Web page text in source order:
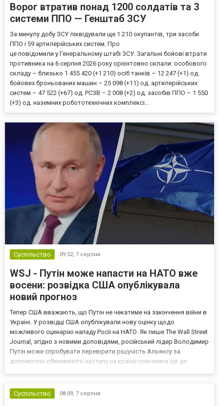
Ворог втратив понад 1200 солдатів та 3
системи ППО — Генштаб ЗСУ
За минулу добу ЗСУ ліквідували ще 1 210 окупантів, три засоби
ППО і 59 артилерійських систем. Про
це повідомили у Генеральному штабі ЗСУ. Загальні бойові втрати
противника на 6 серпня 2026 року орієнтовно склали: особового
складу – близько 1 455 420 (+1 210) осіб танків – 12 247 (+1) од.
бойових броньованих машин – 25 098 (+11) од. артилерійських
систем – 47 522 (+67) од. РСЗВ – 2 008 (+2) од. засобів ППО – 1 550
(+3) од. наземних робототехнічних комплексі...
Суспільство 09:52, 7 серпня
WSJ - Путін може напасти на НАТО вже
восени: розвідка США опублікувала
новий прогноз
Тепер США вважають, що Путін не чекатиме на закінчення війни в
Україні. У розвідці США опублікували нову оцінку щодо
можливого сценарію нападу Росії на НАТО. Як пише The Wall Street
Journal, згідно з новими доповідями, російський лідер Володимир
Путін може спробувати перевірити рішучість Альянсу за
допомогою обмеженого наступу на країну-союзника ще до
Суспільство
08:09, 7 серпня